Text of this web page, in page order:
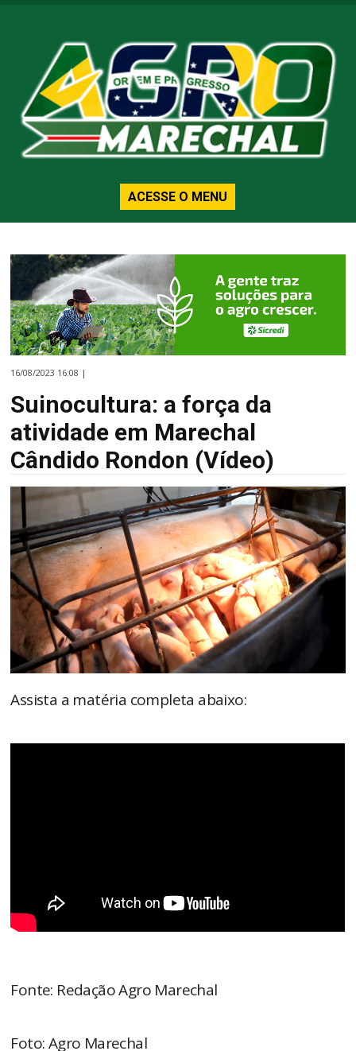
ACESSE O MENU
16/08/2023 16:08 |
Suinocultura: a força da
atividade em Marechal
Cândido Rondon (Vídeo)
Assista a matéria completa abaixo:
Fonte: Redação Agro Marechal
Foto: Agro Marechal